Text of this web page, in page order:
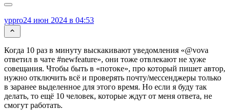
yppro24 июн 2024 в 04:53
Когда 10 раз в минуту выскакивают уведомления «@vova
ответил в чате #newfeature», они тоже отвлекают не хуже
совещания. Чтобы быть в «потоке», про который пишет автор,
нужно отключить всё и проверять почту/мессенджеры только
в заранее выделенное для этого время. Но если я буду так
делать, то ещё 10 человек, которые ждут от меня ответа, не
смогут работать.